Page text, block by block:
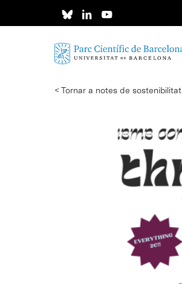
Intro per buscar o ESC per tancar
< Tornar a notes de sostenibilitat